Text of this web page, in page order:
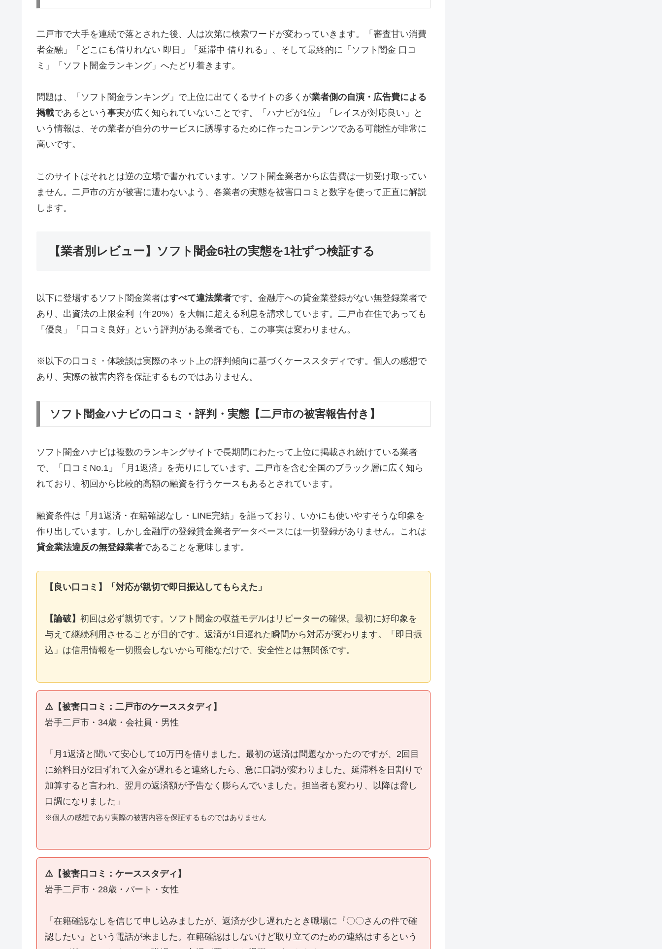
二戸市で大手を連続で落とされた後、人は次第に検索ワードが変わっていきます。「審査甘い消費
者金融」「どこにも借りれない 即日」「延滞中 借りれる」、そして最終的に「ソフト闇金 口コ
ミ」「ソフト闇金ランキング」へたどり着きます。
問題は、「ソフト闇金ランキング」で上位に出てくるサイトの多くが業者側の自演・広告費による
掲載であるという事実が広く知られていないことです。「ハナビが1位」「レイスが対応良い」と
いう情報は、その業者が自分のサービスに誘導するために作ったコンテンツである可能性が非常に
高いです。
このサイトはそれとは逆の立場で書かれています。ソフト闇金業者から広告費は一切受け取ってい
ません。二戸市の方が被害に遭わないよう、各業者の実態を被害口コミと数字を使って正直に解説
します。
【業者別レビュー】ソフト闇金6社の実態を1社ずつ検証する
以下に登場するソフト闇金業者はすべて違法業者です。金融庁への貸金業登録がない無登録業者で
あり、出資法の上限金利（年20%）を大幅に超える利息を請求しています。二戸市在住であっても
「優良」「口コミ良好」という評判がある業者でも、この事実は変わりません。
※以下の口コミ・体験談は実際のネット上の評判傾向に基づくケーススタディです。個人の感想で
あり、実際の被害内容を保証するものではありません。
ソフト闇金ハナビの口コミ・評判・実態【二戸市の被害報告付き】
ソフト闇金ハナビは複数のランキングサイトで長期間にわたって上位に掲載され続けている業者
で、「口コミNo.1」「月1返済」を売りにしています。二戸市を含む全国のブラック層に広く知ら
れており、初回から比較的高額の融資を行うケースもあるとされています。
融資条件は「月1返済・在籍確認なし・LINE完結」を謳っており、いかにも使いやすそうな印象を
作り出しています。しかし金融庁の登録貸金業者データベースには一切登録がありません。これは
貸金業法違反の無登録業者であることを意味します。
【良い口コミ】「対応が親切で即日振込してもらえた」
【論破】 初回は必ず親切です。ソフト闇金の収益モデルはリピーターの確保。最初に好印象を
与えて継続利用させることが目的です。返済が1日遅れた瞬間から対応が変わります。「即日振
込」は信用情報を一切照会しないから可能なだけで、安全性とは無関係です。
⚠️【被害口コミ：二戸市のケーススタディ】
岩手二戸市・34歳・会社員・男性
「月1返済と聞いて安心して10万円を借りました。最初の返済は問題なかったのですが、2回目
に給料日が2日ずれて入金が遅れると連絡したら、急に口調が変わりました。延滞料を日割りで
加算すると言われ、翌月の返済額が予告なく膨らんでいました。担当者も変わり、以降は脅し
口調になりました」
※個人の感想であり実際の被害内容を保証するものではありません
⚠️【被害口コミ：ケーススタディ】
岩手二戸市・28歳・パート・女性
「在籍確認なしを信じて申し込みましたが、返済が少し遅れたとき職場に『〇〇さんの件で確
認したい』という電話が来ました。在籍確認はしないけど取り立てのための連絡はするという